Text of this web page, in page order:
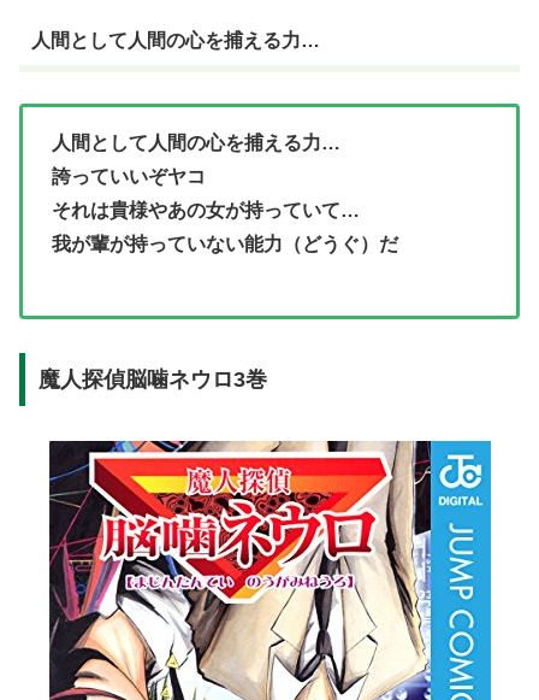
人間として人間の心を捕える力…
人間として人間の心を捕える力…
誇っていいぞヤコ
それは貴様やあの女が持っていて…
我が輩が持っていない能力（どうぐ）だ
魔人探偵脳噛ネウロ3巻